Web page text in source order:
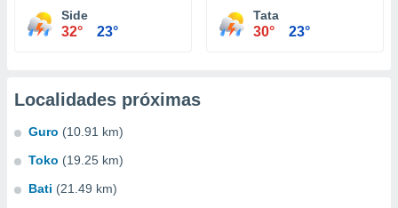
Side
32° 23°
Tata
30° 23°
Localidades próximas
Guro (10.91 km)
Toko (19.25 km)
Bati (21.49 km)